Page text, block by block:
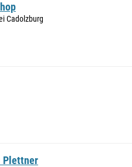
Cadolzburg
Plettner